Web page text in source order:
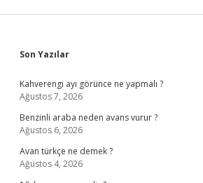
Sidebar
Son Yazılar
Kahverengi ayı görünce ne yapmalı ?
Ağustos 7, 2026
Benzinli araba neden avans vurur ?
Ağustos 6, 2026
Avan türkçe ne demek ?
Ağustos 4, 2026